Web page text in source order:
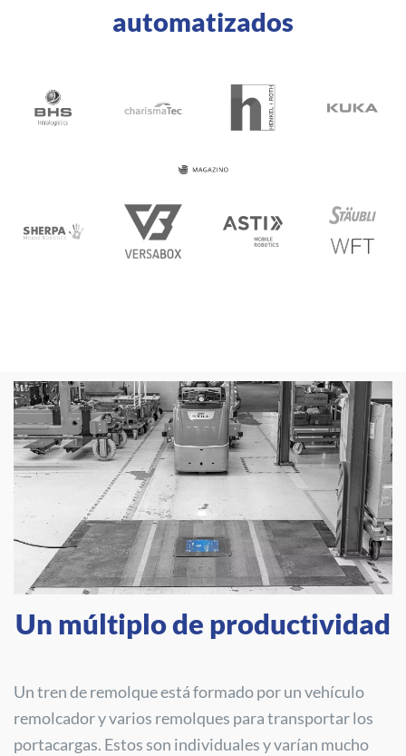
automatizados
Un múltiplo de productividad
Un tren de remolque está formado por un vehículo
remolcador y varios remolques para transportar los
portacargas. Estos son individuales y varían mucho